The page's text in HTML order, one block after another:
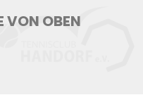
VON OBEN